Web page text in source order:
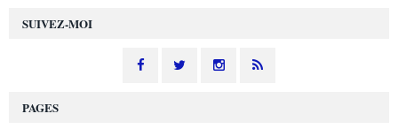
SUIVEZ-MOI
PAGES